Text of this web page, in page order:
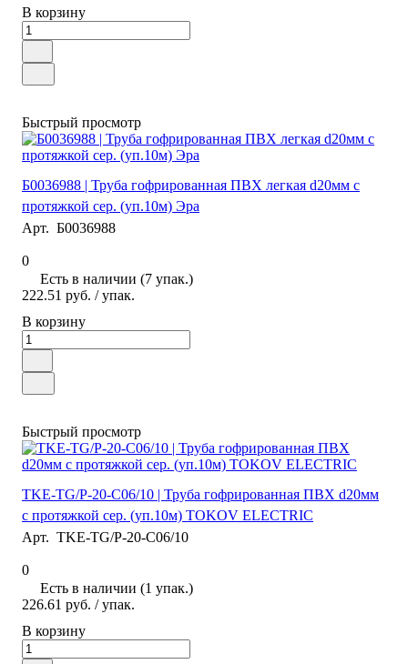
В корзину
Быстрый просмотр
Б0036988 | Труба гофрированная ПВХ легкая d20мм с
протяжкой сер. (уп.10м) Эра
Арт. Б0036988
0
Есть в наличии (7 упак.)
222.51 руб. / упак.
В корзину
Быстрый просмотр
TKE-TG/P-20-C06/10 | Труба гофрированная ПВХ d20мм
с протяжкой сер. (уп.10м) TOKOV ELECTRIC
Арт. TKE-TG/P-20-C06/10
0
Есть в наличии (1 упак.)
226.61 руб. / упак.
В корзину